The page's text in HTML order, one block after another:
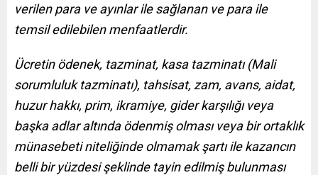
verilen para ve ayınlar ile sağlanan ve para ile
temsil edilebilen menfaatlerdir.
Ücretin ödenek, tazminat, kasa tazminatı (Mali
sorumluluk tazminatı), tahsisat, zam, avans, aidat,
huzur hakkı, prim, ikramiye, gider karşılığı veya
başka adlar altında ödenmiş olması veya birortaklık
münasebeti niteliğinde olmamak şartı ile kazancın
belli bir yüzdesi şeklinde tayin edilmiş bulunması